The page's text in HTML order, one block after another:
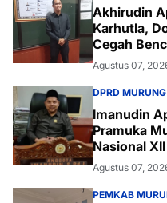
Akhirudin
Karhutla,
Cegah
Agustus 07,
DPRD
Imanudin
Pramuka
Nasional XII
Agustus 07,
PEMKAB